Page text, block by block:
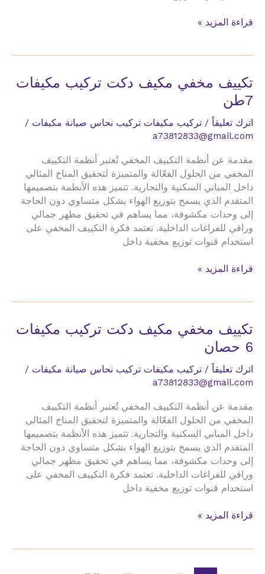
تكييف
تركيب
مكيفات
7
حصان
قراءة المزيد »
تكييف مخفي مكيف دكت تركيب مكيفات
7طن
اترك تعليقاً / تركيب مكيفات تركيب نحاس صيانة مكيفات /
a73812833@gmail.com
مقدمة عن أنظمة التكييف المخفي تُعتبر أنظمة التكييف
المخفي من الحلول الفعّالة والمتميزة لتحقيق المناخ المثالي
داخل المباني السكنية والتجارية. تتميز هذه الأنظمة بتصميمها
المتقدم الذي يسمح بتوزيع الهواء بشكل متساوي دون الحاجة
إلى وحدات مكشوفة، مما يساهم في تحقيق مظهر جمالي
وراقي للفراغات الداخلية. تعتمد فكرة التكييف المخفي على
استخدام قنوات توزيع مخفية داخل
تكييف
تركيب
مكيفات
7طن
قراءة المزيد »
تكييف مخفي مكيف دكت تركيب مكيفات
6 حصان
اترك تعليقاً / تركيب مكيفات تركيب نحاس صيانة مكيفات /
a73812833@gmail.com
مقدمة عن أنظمة التكييف المخفي تُعتبر أنظمة التكييف
المخفي من الحلول الفعّالة والمتميزة لتحقيق المناخ المثالي
داخل المباني السكنية والتجارية. تتميز هذه الأنظمة بتصميمها
المتقدم الذي يسمح بتوزيع الهواء بشكل متساوي دون الحاجة
إلى وحدات مكشوفة، مما يساهم في تحقيق مظهر جمالي
وراقي للفراغات الداخلية. تعتمد فكرة التكييف المخفي على
استخدام قنوات توزيع مخفية داخل
تكييف
قراءة المزيد »